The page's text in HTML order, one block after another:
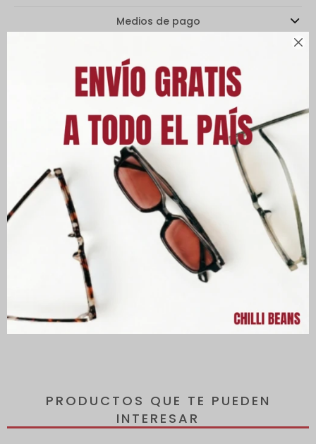

Medios de pago
Descripción
Fabricadas en policarbonato, que es un material resistente a
pequeños impactos. Lentes con 100% de protección contra los
rayos UVA y UVB, protegiendo tus ojos de los rayos nocivos del
sol. A demás están polarizados.
Puente en forma de “U” con soporte nasal incorporado y patillas
con la firma de la marca más picante, Chilli Beans.
Todos los lentes incluyen un estuche de regalo.
PRODUCTOS QUE TE PUEDEN
INTERESAR